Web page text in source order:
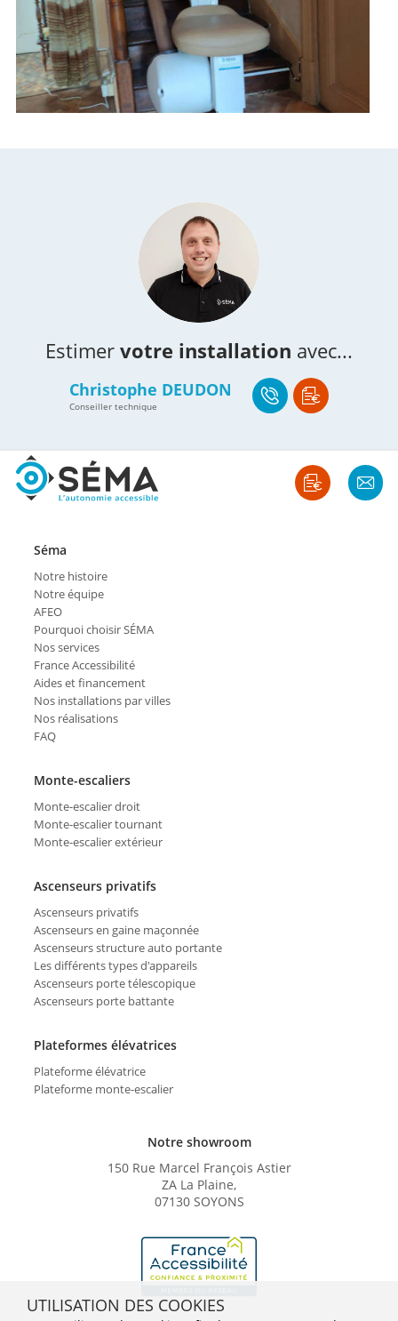
Estimer votre installation avec...
Christophe DEUDON
Conseiller technique
Notre showroom
150 Rue Marcel François Astier
ZA La Plaine,
07130 SOYONS
Séma
Notre histoire
Notre équipe
AFEO
Pourquoi choisir SÉMA
Nos services
France Accessibilité
Aides et financement
Nos installations par villes
Nos réalisations
FAQ
Monte-escaliers
Monte-escalier droit
Monte-escalier tournant
Monte-escalier extérieur
Ascenseurs privatifs
Ascenseurs privatifs
Ascenseurs en gaine maçonnée
Ascenseurs structure auto portante
Les différents types d'appareils
Ascenseurs porte télescopique
Ascenseurs porte battante
Plateformes élévatrices
Plateforme élévatrice
Plateforme monte-escalier
UTILISATION DES COOKIES